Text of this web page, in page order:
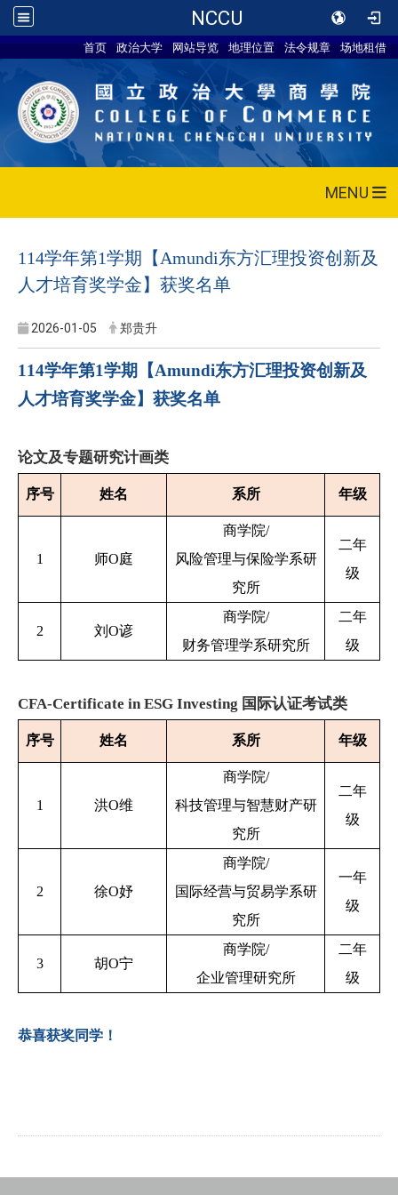
NCCU
首页 政治大学 网站导览 地理位置 法令规章 场地租借
MENU
114学年第1学期【Amundi东方汇理投资创新及
人才培育奖学金】获奖名单
2026-01-05 郑贵升
114学年第1学期 【Amundi东方汇理投资创新及
人才培育奖学金】获奖名单
论文及专题研究计画类
序号 姓名 系所 年级
1 师O庭
商学院/
风险管理与保险学系研
究所
二年
级
2 刘O谚
商学院/
财务管理学系研究所
二年
级
CFA-Certificate in ESG Investing 国际认证考试类
序号 姓名 系所 年级
1 洪O维
商学院/
科技管理与智慧财产研
究所
二年
级
2 徐O妤
商学院/
国际经营与贸易学系研
究所
一年
级
3 胡O宁
商学院/
企业管理研究所
二年
级
恭喜获奖同学！